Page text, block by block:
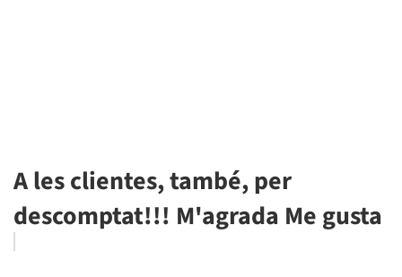
A les clientes, també, per
descomptat!!! M'agrada Me gusta